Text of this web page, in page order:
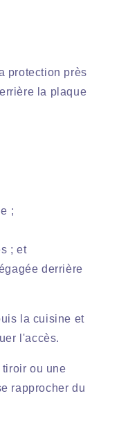
protection près
la plaque
;
; et
derrière
la cuisine et
l'accès.
tiroir ou une
rapprocher du